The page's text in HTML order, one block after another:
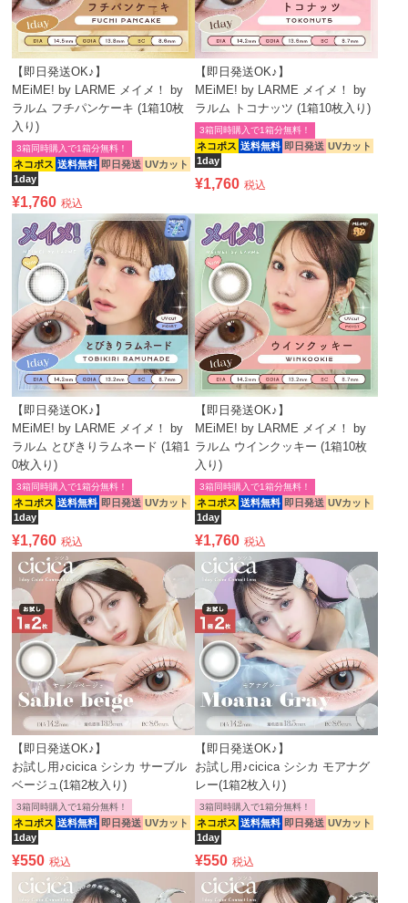
【即日発送OK♪】
MEiME! by LARME メイメ！ by
ラルム フチパンケーキ (1箱10枚
入り)
ネコポス 送料無料 即日発送 UVカット
1day
3箱同時購入で1箱分無料！
¥1,760 税込
【即日発送OK♪】
MEiME! by LARME メイメ！ by
ラルム トコナッツ (1箱10枚入り)
ネコポス 送料無料 即日発送 UVカット
1day
3箱同時購入で1箱分無料！
¥1,760 税込
【即日発送OK♪】
MEiME! by LARME メイメ！ by
ラルム とびきりラムネード (1箱1
0枚入り)
ネコポス 送料無料 即日発送 UVカット
1day
3箱同時購入で1箱分無料！
¥1,760 税込
【即日発送OK♪】
MEiME! by LARME メイメ！ by
ラルム ウインクッキー (1箱10枚
入り)
ネコポス 送料無料 即日発送 UVカット
1day
3箱同時購入で1箱分無料！
¥1,760 税込
【即日発送OK♪】
お試し用♪cicica シシカ サーブル
ベージュ(1箱2枚入り)
ネコポス 送料無料 即日発送 UVカット
1day
3箱同時購入で1箱分無料！
¥550 税込
【即日発送OK♪】
お試し用♪cicica シシカ モアナグ
レー(1箱2枚入り)
ネコポス 送料無料 即日発送 UVカット
1day
3箱同時購入で1箱分無料！
¥550 税込